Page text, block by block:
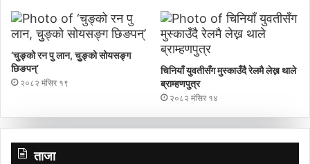
‘चुङ्को रन पु लान, चुुङ्को सोयसङ्ग
छिङपन्’
२०८२ मंसिर १९
चिनियाँ युवतीसँग मुस्काउँदै रेलमै लेख्न थाले
ब्राम्हणपुत्र
२०८२ मंसिर १४
ताजा